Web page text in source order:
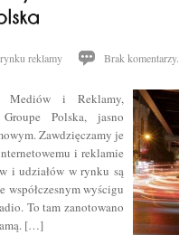
reklamy
Brak komentarzy.
Mediów i Reklamy,
Polska, jasno
Zawdzięczamy je
i reklamie
i udziałów w rynku są
współczesnym wyścigu
To tam zanotowano
[…]